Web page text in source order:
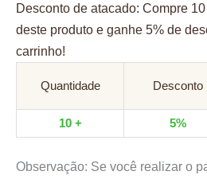
cordas
freijó
quantidade
Desconto de atacado: Compre
deste produto e ganhe 5% de
carrinho!
Quantidade Desconto
10 + 5%
Observação: Se você realizar o